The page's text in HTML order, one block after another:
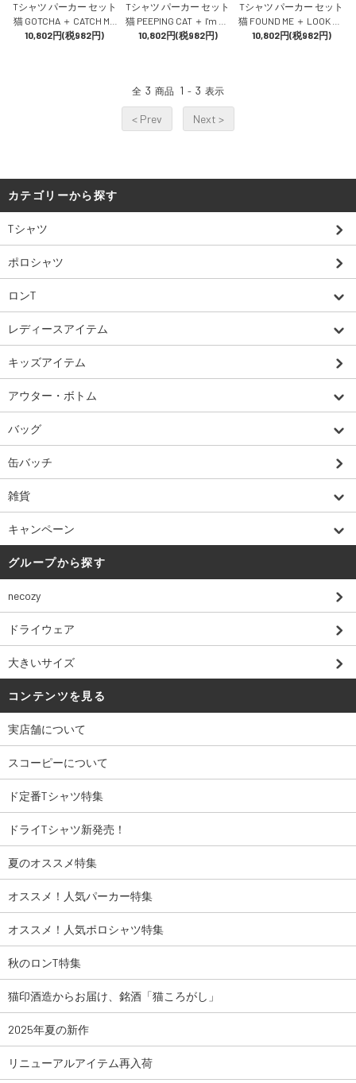
Tシャツ パーカー セット
猫 GOTCHA ＋ CATCH ME
ネコ ねこ 猫柄 雑貨 SCO
10,802円(税982円)
Tシャツ パーカー セット
猫 PEEPING CAT ＋ I'm he
re ネコ ねこ 猫柄 雑貨 SC
10,802円(税982円)
Tシャツ パーカー セット
猫 FOUND ME ＋ LOOK ME
UP ネコ ねこ 猫柄 雑貨 S
10,802円(税982円)
全 3 商品 1 - 3 表示
< Prev Next >
カテゴリーから探す
Tシャツ
ポロシャツ
ロンT
レディースアイテム
キッズアイテム
アウター・ボトム
バッグ
缶バッチ
雑貨
キャンペーン
グループから探す
necozy
ドライウェア
大きいサイズ
コンテンツを見る
実店舗について
スコーピーについて
ド定番Tシャツ特集
ドライTシャツ新発売！
夏のオススメ特集
オススメ！人気パーカー特集
オススメ！人気ポロシャツ特集
秋のロンT特集
猫印酒造からお届け、銘酒「猫ころがし」
2025年夏の新作
リニューアルアイテム再入荷